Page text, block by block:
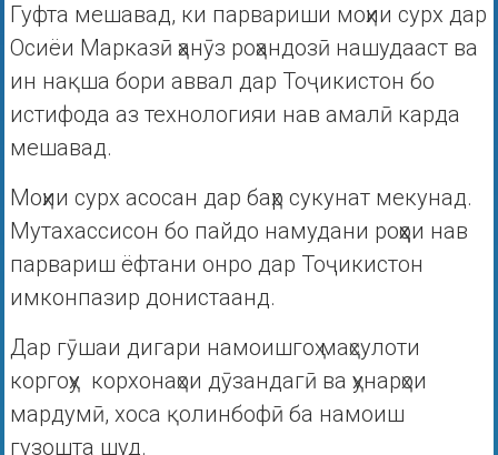
Гуфта мешавад, ки парвариши моҳии сурх дар
Осиëи Марказӣ ҳанӯз роҳандозӣ нашудааст ва
ин нақша бори аввал дар Тоҷикистон бо
истифода аз технологияи нав амалӣ карда
мешавад.
Моҳии сурх асосан дар баҳр сукунат мекунад.
Мутахассисон бо пайдо намудани роҳҳои нав
парвариш ëфтани онро дар Тоҷикистон
имконпазир донистаанд.
Дар гӯшаи дигари намоишгоҳ маҳсулоти
коргоҳу корхонаҳои дӯзандагӣ ва ҳунарҳои
мардумӣ, хоса қолинбофӣ ба намоиш
гузошта шуд.